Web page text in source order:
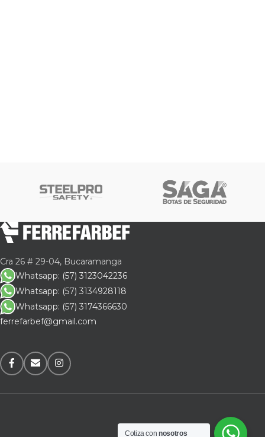
Cra 26 # 29-04, Bucaramanga
Whatsapp: (57) 3123042236
Whatsapp: (57) 3134928118
Whatsapp: (57) 3174366630
ferrefarbef@gmail.com
Cotiza connosotros